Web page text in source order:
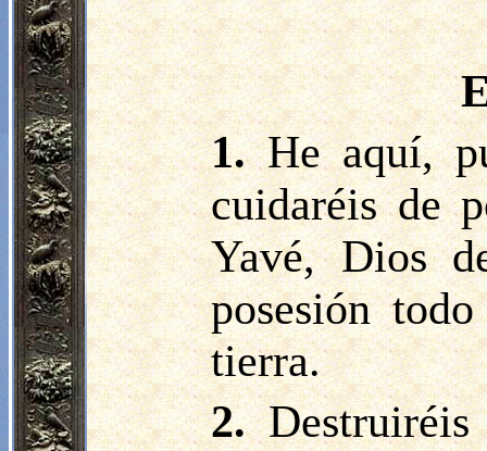
1.He aquí,
cuidaréis de
Yavé, Dios
posesión
tierra.
2.